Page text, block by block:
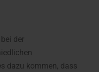
der
dazu kommen, dass